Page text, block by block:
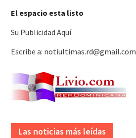
El espacio esta listo
Su Publicidad Aquí
Escribe a: notiultimas.rd@gmail.com
Las noticias más leídas